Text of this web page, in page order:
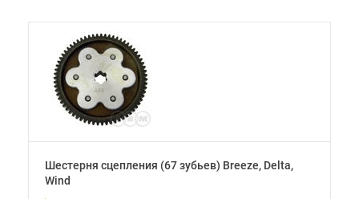
Шестерня сцепления (67 зубьев) Breeze, Delta,
Wind